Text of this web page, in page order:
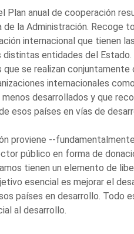
Plan anual de cooperación
la Administración. Recoge
internacional que tienen
distintas entidades del
se realizan conjuntamente
internacionales
desarrollados y que
esos países en vías de
proviene --
público en forma de
tienen un elemento de
esencial es mejorar el
países en desarrollo. Todo
al desarrollo.